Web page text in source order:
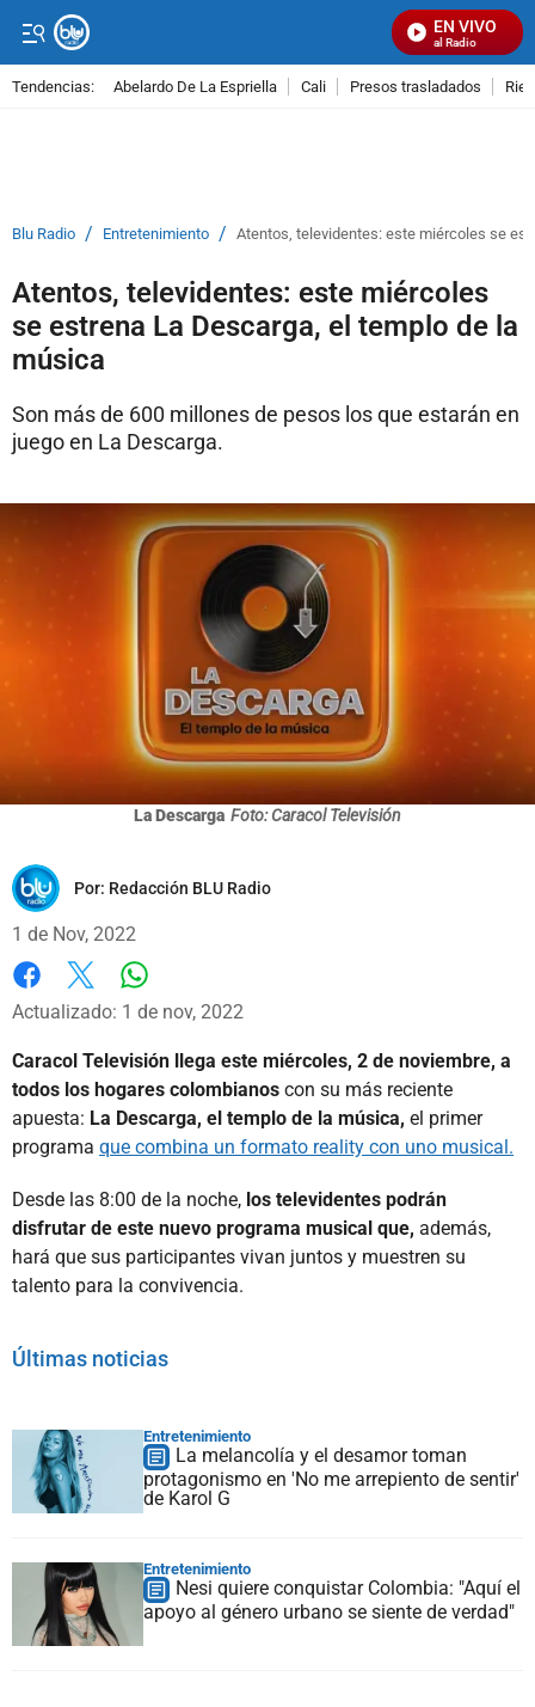
EN VIVO
Señal Visual Radio
Tendencias: Abelardo De La Espriella Cali Presos trasladados
Blu Radio / Entretenimiento / Atentos, televidentes: este miércoles se
Atentos, televidentes: este miércoles
se estrena La Descarga, el templo de la
música
Son más de 600 millones de pesos los que estarán en
juego en La Descarga.
La Descarga Foto: Caracol Televisión
Por: Redacción BLU Radio
1 de Nov, 2022
Facebook
X
Actualizado: 1 de nov, 2022
Caracol Televisión llega este miércoles, 2 de noviembre, a
todos los hogares colombianos con su más reciente
apuesta: La Descarga, el templo de la música, el primer
programa que combina un formato reality con uno musical.
Desde las 8:00 de la noche, los televidentes podrán
disfrutar de este nuevo programa musical que, además,
hará que sus participantes vivan juntos y muestren su
talento para la convivencia.
Últimas noticias
Entretenimiento
La melancolía y el desamor toman
protagonismo en 'No me arrepiento de sentir'
de Karol G
Entretenimiento
Nesi quiere conquistar Colombia: "Aquí el
apoyo al género urbano se siente de verdad"